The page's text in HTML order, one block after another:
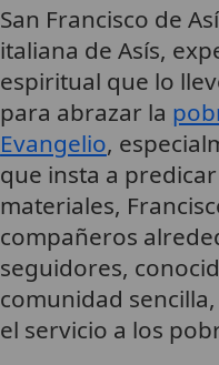
San Francisco de
italiana de Asís,
espiritual que lo
para abrazar la
Evangelio,
que insta a
materiales,
compañeros
seguidores,
comunidad
el servicio a los